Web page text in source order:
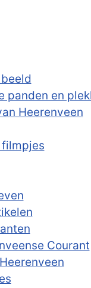
panden en
Heerenveen
Courant